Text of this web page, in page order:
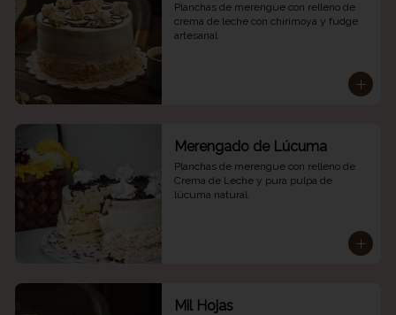
Planchas de merengue con relleno de
crema de leche con chirimoya y fudge
artesanal
Merengado de Lúcuma
Planchas de merengue con relleno de
Crema de Leche y pura pulpa de
lúcuma natural.
Mil Hojas